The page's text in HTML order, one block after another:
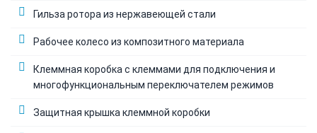
Гильза ротора из нержавеющей стали
Рабочее колесо из композитного материала
Клеммная коробка с клеммами для подключения и
многофункциональным переключателем режимов
Защитная крышка клеммной коробки